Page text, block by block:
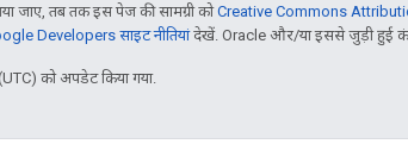
जाए, तब तक इस पेज की सामग्री कोCreative Commons
Developers साइट नीतियांदेखें. Oracle और/या इससे जुड़ी हुई
को अपडेट किया गया.